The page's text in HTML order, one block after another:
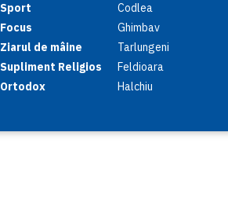
Sport
Focus
Ziarul de mâine
Supliment Religios
Ortodox
Codlea
Ghimbav
Tarlungeni
Feldioara
Halchiu